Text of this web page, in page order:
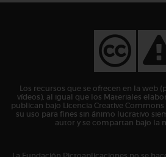
Los recursos que se ofrecen en la web
vídeos), al igual que los Materiales
publican bajo Licencia Creative Commons
su uso para fines sin ánimo lucrativo
autor y se compartan bajo la